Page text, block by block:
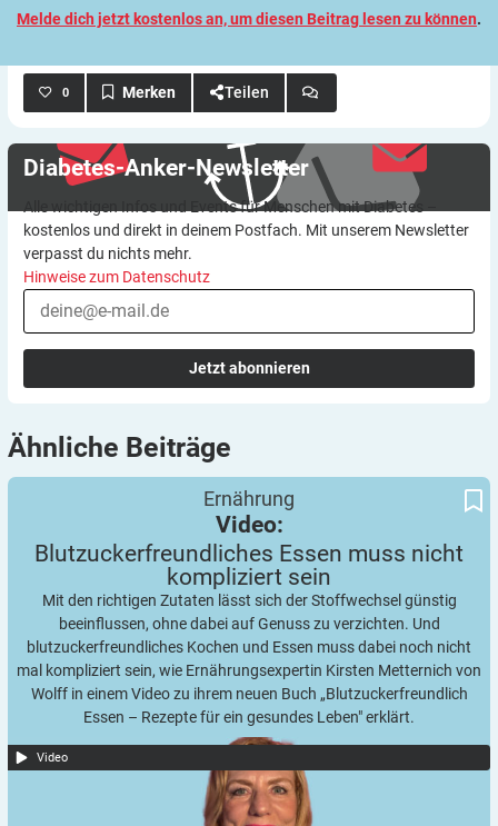
Melde dich jetzt kostenlos an, um diesen Beitrag lesen zu können.
0 Teilen
Diabetes-Anker-Newsletter
Alle wichtigen Infos und Events für Menschen mit Diabetes –
kostenlos und direkt in deinem Postfach. Mit unserem Newsletter
verpasst du nichts mehr.
Hinweise zum Datenschutz
Jetzt abonnieren
Ähnliche Beiträge
Ernährung
Video:
Blutzuckerfreundliches Essen muss nicht
kompliziert sein
Mit den richtigen Zutaten lässt sich der Stoffwechsel günstig
beeinflussen, ohne dabei auf Genuss zu verzichten. Und
blutzuckerfreundliches Kochen und Essen muss dabei noch nicht
mal kompliziert sein, wie Ernährungsexpertin Kirsten Metternich von
Wolff in einem Video zu ihrem neuen Buch „Blutzuckerfreundlich
Essen – Rezepte für ein gesundes Leben" erklärt.
Video